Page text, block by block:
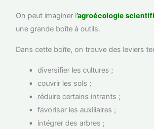
On peut imaginer l’agroécologie
une grande boîte à outils.
Dans cette boîte, on trouve des leviers
diversifier les cultures ;
couvrir les sols ;
réduire certains intrants ;
favoriser les auxiliaires ;
intégrer des arbres ;